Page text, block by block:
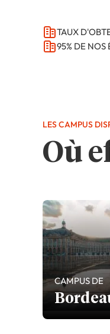
TAUX
95% DE NOS
Où
LES CAMPUS
CAMPUS DE